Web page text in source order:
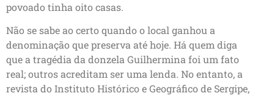
povoado tinha oito casas.
Não se sabe ao certo quando o local ganhou a
denominação que preserva até hoje. Há quem diga
que a tragédia da donzela Guilhermina foi um fato
real; outros acreditam ser uma lenda. No entanto, a
revista do Instituto Histórico e Geográfico de Sergipe,